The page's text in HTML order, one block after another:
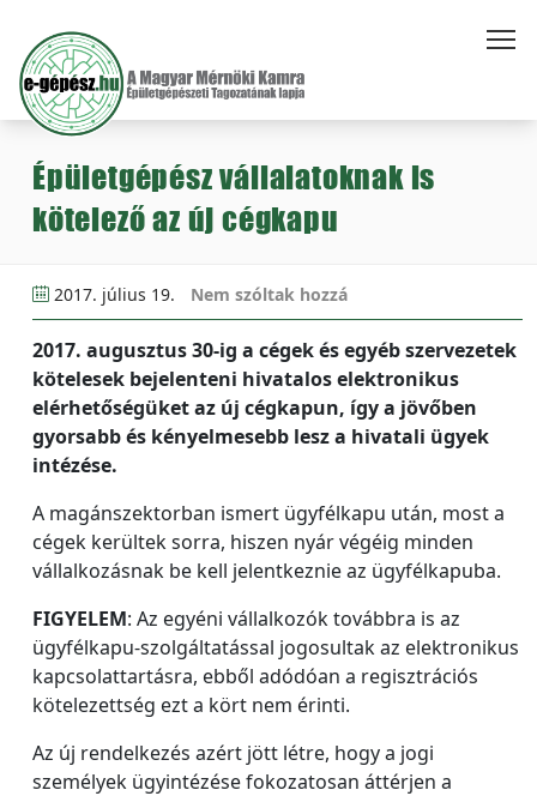
Épületgépész vállalatoknak is
kötelező az új cégkapu
2017. július 19. Nem szóltak hozzá
2017. augusztus 30-ig a cégek és egyéb szervezetek
kötelesek bejelenteni hivatalos elektronikus
elérhetőségüket az új cégkapun, így a jövőben
gyorsabb és kényelmesebb lesz a hivatali ügyek
intézése.
A magánszektorban ismert ügyfélkapu után, most a
cégek kerültek sorra, hiszen nyár végéig minden
vállalkozásnak be kell jelentkeznie az ügyfélkapuba.
FIGYELEM: Az egyéni vállalkozók továbbra is az
ügyfélkapu-szolgáltatással jogosultak az elektronikus
kapcsolattartásra, ebből adódóan a regisztrációs
kötelezettség ezt a kört nem érinti.
Az új rendelkezés azért jött létre, hogy a jogi
személyek ügyintézése fokozatosan áttérjen a